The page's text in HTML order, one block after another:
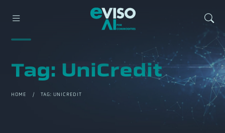
Tag: UniCredit
HOME / TAG: UNICREDIT